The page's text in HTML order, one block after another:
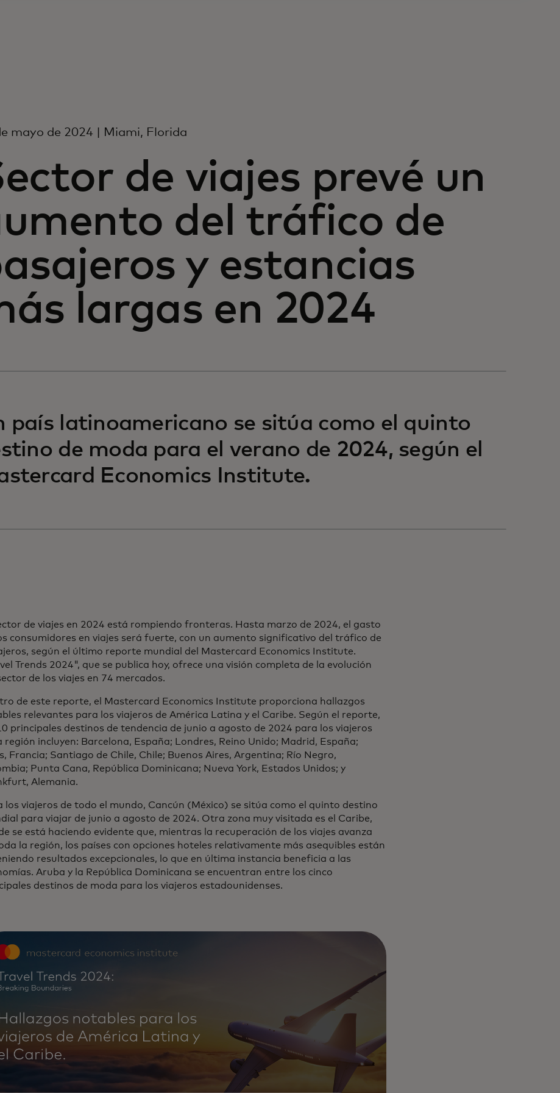
mayo de 2024 | Miami, Florida
de viajes prevé un
del tráfico de
y estancias
largas en 2024
país latinoamericano se sitúa como el quinto
de moda para el verano de 2024, según el
Economics Institute.
de viajes en 2024 está rompiendo fronteras. Hasta marzo de 2024, el gasto
consumidores en viajes será fuerte, con un aumento significativo del tráfico de
según el último reporte mundial del Mastercard Economics Institute.
Trends 2024", que se publica hoy, ofrece una visión completa de la evolución
de los viajes en 74 mercados.
de este reporte, el Mastercard Economics Institute proporciona hallazgos
relevantes para los viajeros de América Latina y el Caribe. Según el reporte,
principales destinos de tendencia de junio a agosto de 2024 para los viajeros
región incluyen: Barcelona, España; Londres, Reino Unido; Madrid, España;
Francia; Santiago de Chile, Chile; Buenos Aires, Argentina; Río Negro,
Punta Cana, República Dominicana; Nueva York, Estados Unidos; y
Alemania.
los viajeros de todo el mundo, Cancún (México) se sitúa como el quinto destino
para viajar de junio a agosto de 2024. Otra zona muy visitada es el Caribe,
se está haciendo evidente que, mientras la recuperación de los viajes avanza
la región, los países con opciones hoteles relativamente más asequibles están
resultados excepcionales, lo que en última instancia beneficia a las
Aruba y la República Dominicana se encuentran entre los cinco
destinos de moda para los viajeros estadounidenses.